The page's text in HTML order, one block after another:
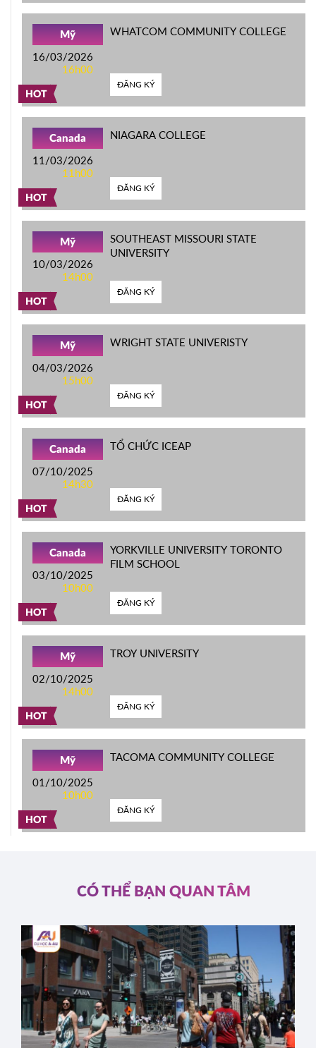
HOT
Mỹ
16/03/2026
16h00
WHATCOM COMMUNITY COLLEGE
ĐĂNG KÝ
HOT
Canada
11/03/2026
11h00
NIAGARA COLLEGE
ĐĂNG KÝ
HOT
Mỹ
10/03/2026
14h00
SOUTHEAST MISSOURI STATE
UNIVERSITY
ĐĂNG KÝ
HOT
Mỹ
04/03/2026
15h00
WRIGHT STATE UNIVERISTY
ĐĂNG KÝ
HOT
Canada
07/10/2025
14h30
TỔ CHỨC ICEAP
ĐĂNG KÝ
HOT
Canada
03/10/2025
10h00
YORKVILLE UNIVERSITY TORONTO
FILM SCHOOL
ĐĂNG KÝ
HOT
Mỹ
02/10/2025
14h00
TROY UNIVERSITY
ĐĂNG KÝ
HOT
Mỹ
01/10/2025
10h00
TACOMA COMMUNITY COLLEGE
ĐĂNG KÝ
CÓ THỂ BẠN QUAN TÂM